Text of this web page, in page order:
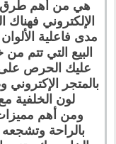
هي من أهم طرق
الإلكتروني
مدى فاعلية
البيع التي تتم
عليك الحرص على
بالمتجر
لون الخلفية
ومن أهم مميزات
بالراحة وتشجعه